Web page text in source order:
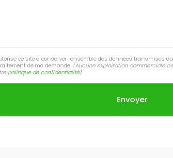
ce site à conserver l'ensemble des données transmises
de ma demande. (Aucune exploitation commerciale
politique de confidentialité)